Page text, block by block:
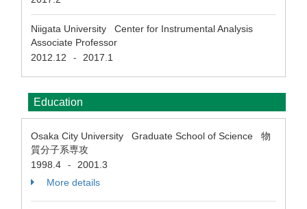
Niigata University Center for Instrumental Analysis
Associate Professor
2012.12
- 2017.1
Education
Osaka City University Graduate School of Science 物
質分子系専攻
1998.4
-
2001.3
More details